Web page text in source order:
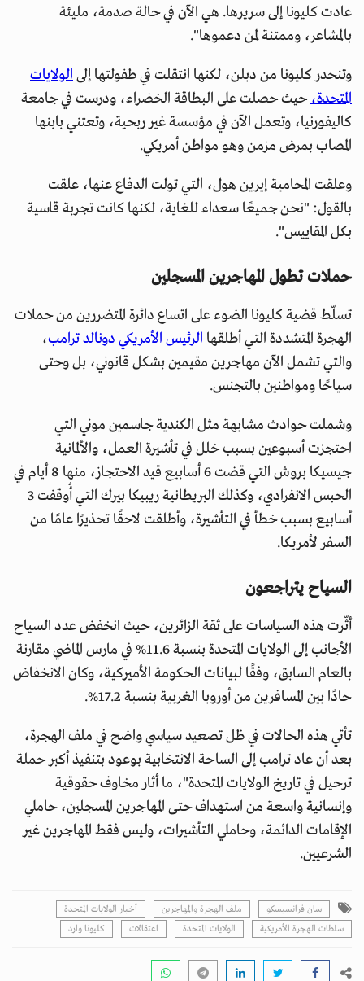
عادت كليونا إلى سريرها. هي الآن في حالة صدمة، مليئة
بالمشاعر، وممتنة لمن دعموها".
وتنحدر كليونا من دبلن، لكنها انتقلت في طفولتها إلىالولايات
المتحدة،حيث حصلت على البطاقة الخضراء، ودرست في جامعة
كاليفورنيا، وتعمل الآن في مؤسسة غير ربحية، وتعتني بابنها
المصاب بمرض مزمن وهو مواطن أمريكي.
وعلقت المحامية إيرين هول، التي تولت الدفاع عنها، علقت
بالقول: "نحن جميعًا سعداء للغاية، لكنها كانت تجربة قاسية
بكل المقاييس".
حملات تطول المهاجرين المسجلين
تسلّط قضية كليونا الضوء على اتساع دائرة المتضررين من حملات
الهجرة المتشددة التي أطلقهاالرئيس الأمريكي دونالد ترامب،
والتي تشمل الآن مهاجرين مقيمين بشكل قانوني، بل وحتى
سياحًا ومواطنين بالتجنس.
وشملت حوادث مشابهة مثل الكندية جاسمين موني التي
احتجزت أسبوعين بسبب خلل في تأشيرة العمل، والألمانية
جيسيكا بروش التي قضت 6 أسابيع قيد الاحتجاز، منها 8 أيام في
الحبس الانفرادي، وكذلك البريطانية ريبيكا بيرك التي أُوقفت 3
أسابيع بسبب خطأ في التأشيرة، وأطلقت لاحقًا تحذيرًا عامًا من
السفر لأمريكا.
السياح يتراجعون
أثّرت هذه السياسات على ثقة الزائرين، حيث انخفض عدد السياح
الأجانب إلى الولايات المتحدة بنسبة 11.6% في مارس الماضي مقارنة
بالعام السابق، وفقًا لبيانات الحكومة الأميركية، وكان الانخفاض
حادًا بين المسافرين من أوروبا الغربية بنسبة 17.2%.
تأتي هذه الحالات في ظل تصعيد سياسي واضح في ملف الهجرة،
بعد أن عاد ترامب إلى الساحة الانتخابية بوعود بتنفيذ أكبر حملة
ترحيل في تاريخ الولايات المتحدة"، ما أثار مخاوف حقوقية
وإنسانية واسعة من استهداف حتى المهاجرين المسجلين، حاملي
الإقامات الدائمة، وحاملي التأشيرات، وليس فقط المهاجرين غير
الشرعيين.
سان فرانسيسكو ملف الهجرة والمهاجرين
أخبار الولايات المتحدة
سلطات الهجرة الأمريكية
الولايات المتحدة اعتقالات كليونا وارد